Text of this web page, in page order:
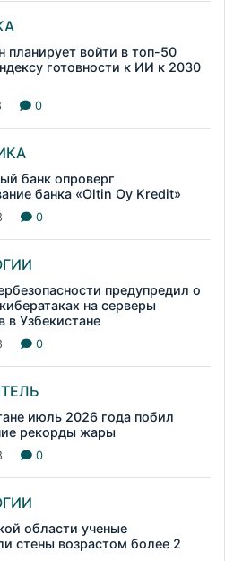
планирует войти в топ-50
готовности к ИИ к 2030
0
банк опроверг
банка «Oltin Oy Kredit»
0
предупредил о
на серверы
в Узбекистане
0
июль 2026 года побил
рекорды жары
0
области ученые
стены возрастом более 2